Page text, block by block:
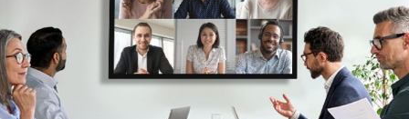
1
/
1